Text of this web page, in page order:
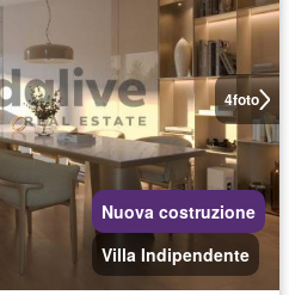
4foto
Nuova costruzione
Villa Indipendente